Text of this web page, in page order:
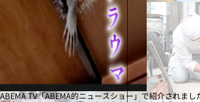
ABEMA TV「ABEMA的ニュースショー」で紹介されまし